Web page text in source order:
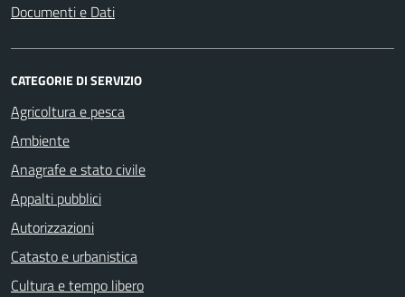
Documenti e Dati
CATEGORIE DI SERVIZIO
Agricoltura e pesca
Ambiente
Anagrafe e stato civile
Appalti pubblici
Autorizzazioni
Catasto e urbanistica
Cultura e tempo libero